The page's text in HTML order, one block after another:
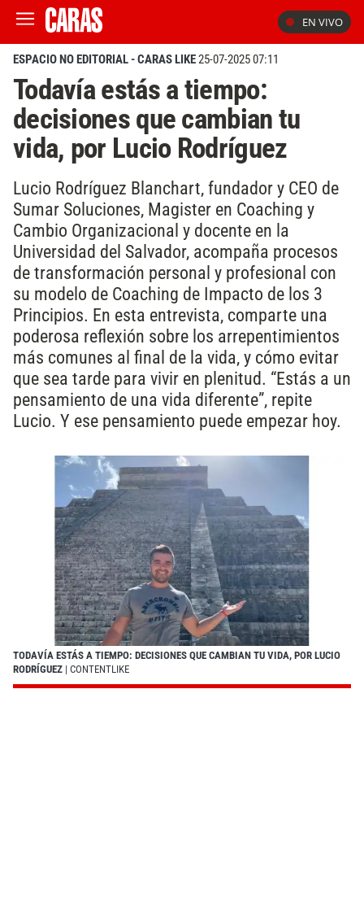
EN VIVO
ESPACIO NO EDITORIAL - CARAS LIKE25-07-2025 07:11
Todavía estás a tiempo:
decisiones que cambian tu
vida, por Lucio Rodríguez
Lucio Rodríguez Blanchart, fundador y CEO de
Sumar Soluciones, Magister en Coaching y
Cambio Organizacional y docente en la
Universidad del Salvador, acompaña procesos
de transformación personal y profesional con
su modelo de Coaching de Impacto de los 3
Principios. En esta entrevista, comparte una
poderosa reflexión sobre los arrepentimientos
más comunes al final de la vida, y cómo evitar
que sea tarde para vivir en plenitud. “Estás a un
pensamiento de una vida diferente”, repite
Lucio. Y ese pensamiento puede empezar hoy.
TODAVÍA ESTÁS A TIEMPO: DECISIONES QUE CAMBIAN TU VIDA, POR LUCIO
RODRÍGUEZ | CONTENTLIKE